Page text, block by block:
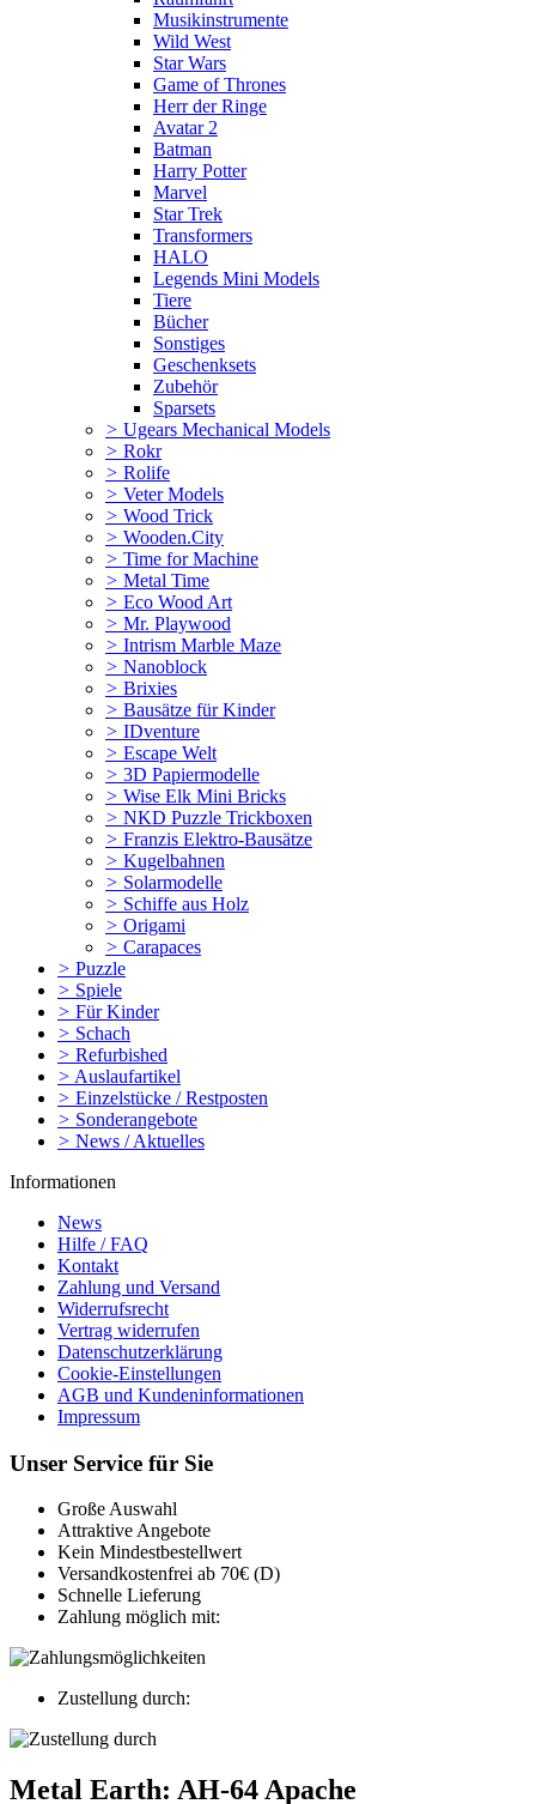
Musikinstrumente
Wild West
Star Wars
Game of Thrones
Herr der Ringe
Avatar 2
Batman
Harry Potter
Marvel
Star Trek
Transformers
HALO
Legends Mini Models
Tiere
Bücher
Sonstiges
Geschenksets
Zubehör
Sparsets
> Ugears Mechanical Models
> Rokr
> Rolife
> Veter Models
> Wood Trick
> Wooden.City
> Time for Machine
> Metal Time
> Eco Wood Art
> Mr. Playwood
> Intrism Marble Maze
> Nanoblock
> Brixies
> Bausätze für Kinder
> IDventure
> Escape Welt
> 3D Papiermodelle
> Wise Elk Mini Bricks
> NKD Puzzle Trickboxen
> Franzis Elektro-Bausätze
> Kugelbahnen
> Solarmodelle
> Schiffe aus Holz
> Origami
> Carapaces
> Puzzle
> Spiele
> Für Kinder
> Schach
> Refurbished
> Auslaufartikel
> Einzelstücke / Restposten
> Sonderangebote
> News / Aktuelles
Informationen
News
Hilfe / FAQ
Kontakt
Zahlung und Versand
Widerrufsrecht
Vertrag widerrufen
Datenschutzerklärung
Cookie-Einstellungen
AGB und Kundeninformationen
Impressum
Unser Service für Sie
Große Auswahl
Attraktive Angebote
Kein Mindestbestellwert
Versandkostenfrei ab 70€ (D)
Schnelle Lieferung
Zahlung möglich mit:
Zustellung durch:
Metal Earth: AH-64 Apache